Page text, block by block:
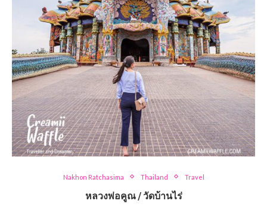
Nakhon Ratchasima Thailand Travel
หลวงพ่อคูณ / วัดบ้านไร่